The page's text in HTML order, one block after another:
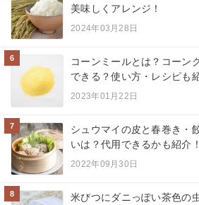
美味しくアレンジ！
2024年03月28日
6
コーンミールとは？コーン
できる？使い方・レシピも
2023年01月22日
7
シュウマイの皮と春巻き・
いは？代用できるかも紹介！
2022年09月30日
8
米びつにダニっぽい茶色の